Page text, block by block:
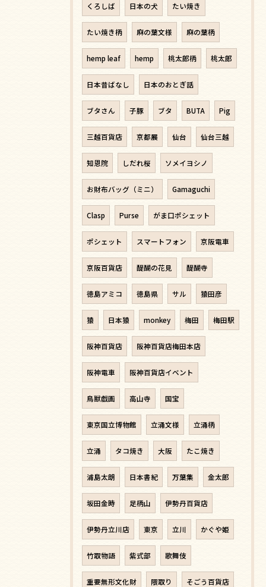
くろしば 日本の犬 たい焼き
たい焼き柄 麻の葉文様 麻の葉柄
hemp leaf hemp 桃太郎柄 桃太郎
日本昔ばなし 日本のおとぎ話
ブタさん 子豚 ブタ BUTA Pig
三越百貨店 京都展 仙台 仙台三越
知恩院 しだれ桜 ソメイヨシノ
お財布バッグ（ミニ） Gamaguchi
Clasp Purse がま口ポシェット
ポシェット スマートフォン 京阪電車
京阪百貨店 醍醐の花見 醍醐寺
徳島アミコ 徳島県 サル 猿田彦
猿 日本猿 monkey 梅田 梅田駅
阪神百貨店 阪神百貨店梅田本店
阪神電車 阪神百貨店イベント
鳥獣戯画 高山寺 国宝
東京国立博物館 立涌文様 立涌柄
立涌 タコ焼き 大阪 たこ焼き
浦島太朗 日本書紀 万葉集 金太郎
坂田金時 足柄山 伊勢丹百貨店
伊勢丹立川店 東京 立川 かぐや姫
竹取物語 紫式部 歌舞伎
重要無形文化財 隈取り そごう百貨店